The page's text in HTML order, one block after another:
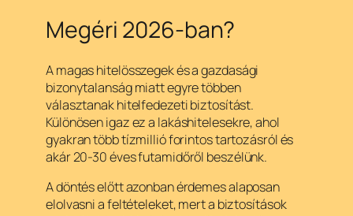
Megéri 2026-ban?
A magas hitelösszegek és a gazdasági
bizonytalanság miatt egyre többen
választanak hitelfedezeti biztosítást.
Különösen igaz ez a lakáshitelesekre, ahol
gyakran több tízmillió forintos tartozásról és
akár 20-30 éves futamidőről beszélünk.
A döntés előtt azonban érdemes alaposan
elolvasni a feltételeket, mert a biztosítások